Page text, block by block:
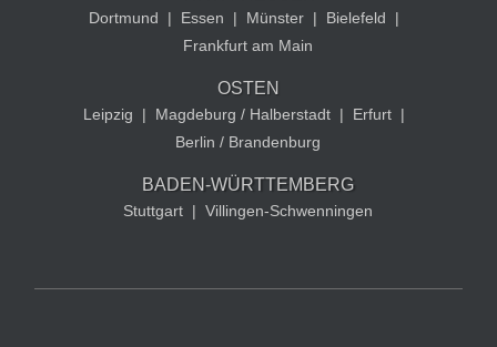
Dortmund | Essen | Münster | Bielefeld
|
Frankfurt am Main
OSTEN
Leipzig | Magdeburg / Halberstadt | Erfurt |
Berlin / Brandenburg
BADEN-WÜRTTEMBERG
Stuttgart | Villingen-Schwenningen